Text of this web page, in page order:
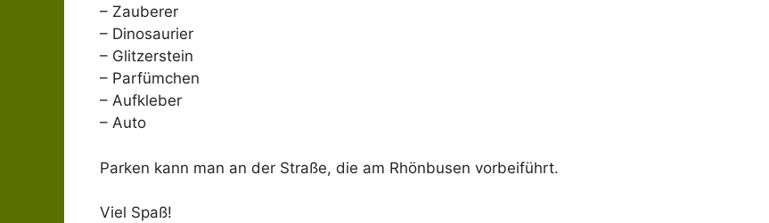
– Zauberer
– Dinosaurier
– Glitzerstein
– Parfümchen
– Aufkleber
– Auto
Parken kann man an der Straße, die am Rhönbusen vorbeiführt.
Viel Spaß!